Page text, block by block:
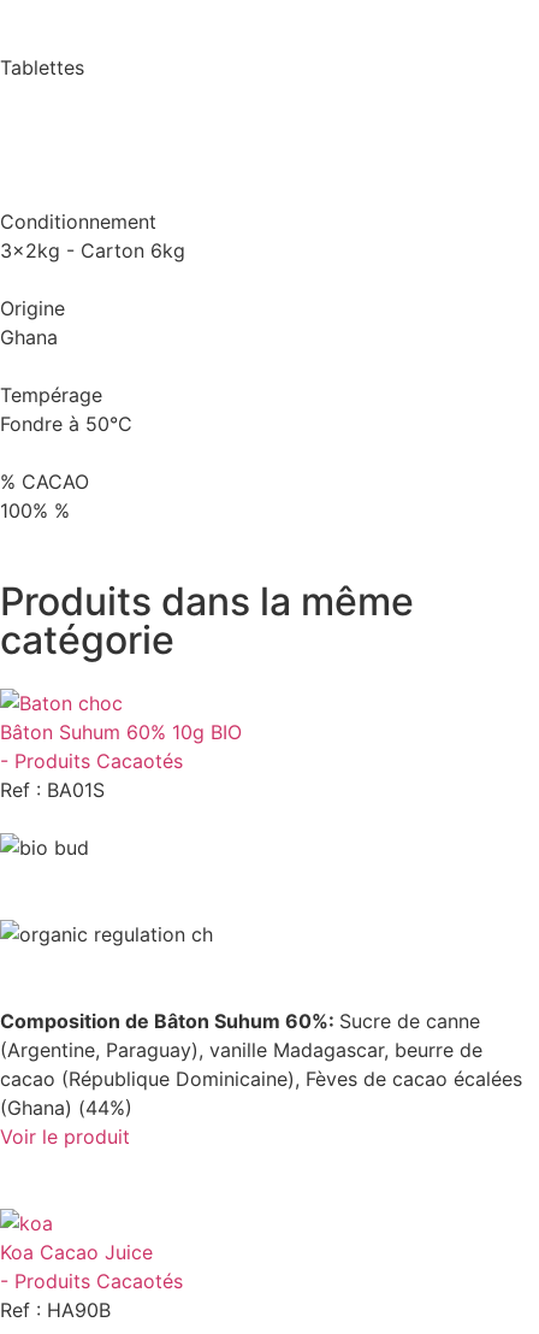
Tablettes
Conditionnement
3x2kg - Carton 6kg
Origine
Ghana
Tempérage
Fondre à 50°C
% CACAO
100% %
Produits dans la même
catégorie
Bâton Suhum 60% 10g BIO
- Produits Cacaotés
Ref : BA01S
Composition de Bâton Suhum 60%: Sucre de canne
(Argentine, Paraguay), vanille Madagascar, beurre de
cacao (République Dominicaine), Fèves de cacao écalées
(Ghana) (44%)
Voir le produit
Koa Cacao Juice
- Produits Cacaotés
Ref : HA90B